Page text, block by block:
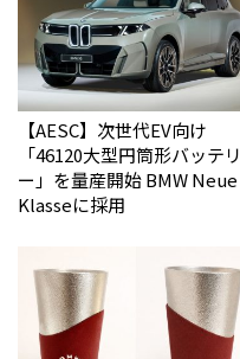
【AESC】次世代EV向け
「46120大型円筒形バッテリ
ー」を量産開始 BMW Neue
Klasseに採用